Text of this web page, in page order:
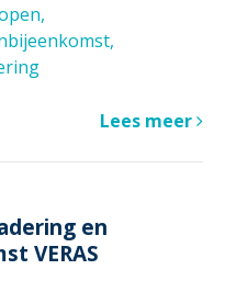
Lees meer
en
VERAS